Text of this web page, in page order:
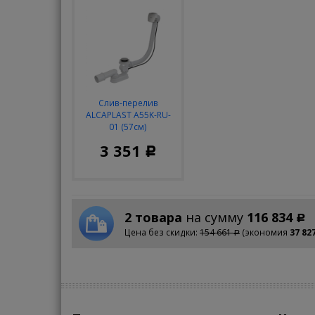
Слив-перелив
ALCAPLAST A55K-RU-
01 (57см)
3 351 Р
2 товара на сумму 116 834 Р
Цена без скидки: 154 661 Р (экономия 37